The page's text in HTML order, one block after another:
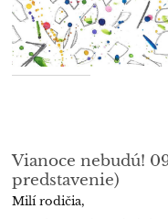
Vianoce nebudú!
predstavenie)
Milí rodičia,